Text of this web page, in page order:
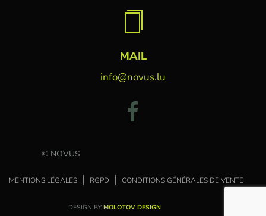
MAIL
info@novus.lu
© NOVUS
MENTIONS LÉGALES RGPD CONDITIONS GÉNÉRALES DE VENTE
DESIGN BY MOLOTOV DESIGN